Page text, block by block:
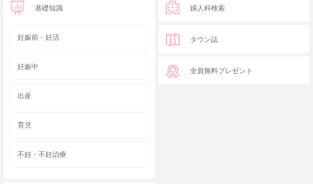
基礎知識
妊娠前・妊活
妊娠中
出産
育児
不妊・不妊治療
婦人科検索
タウン誌
全員無料プレゼント